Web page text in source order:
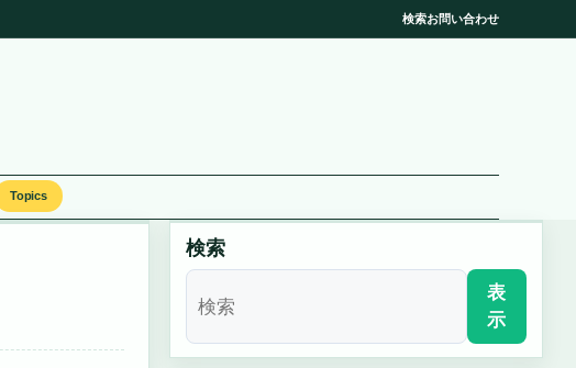
検索お問い合わせ
Topics
検索
表
示